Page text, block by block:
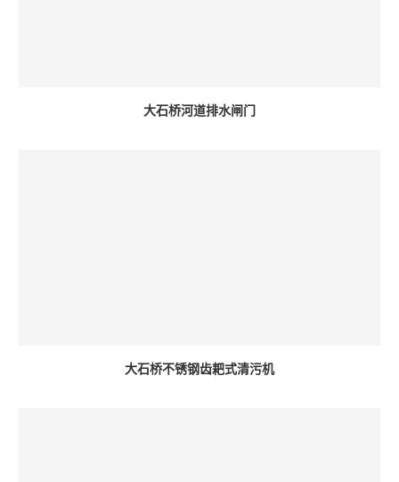
大石桥河道排水闸门
大石桥不锈钢齿耙式清污机